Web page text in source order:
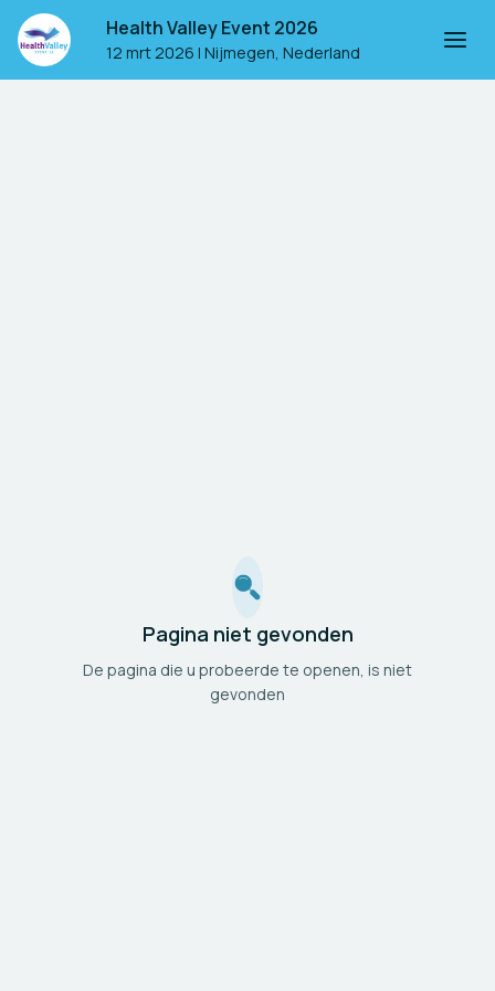
Health Valley Event 2026
12 mrt 2026 | Nijmegen, Nederland
Pagina niet gevonden
De pagina die u probeerde te openen, is niet
gevonden